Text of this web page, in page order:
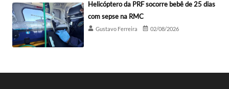
Helicóptero da PRF socorre bebê de 25 dias
com sepse na RMC
Gustavo Ferreira 02/08/2026